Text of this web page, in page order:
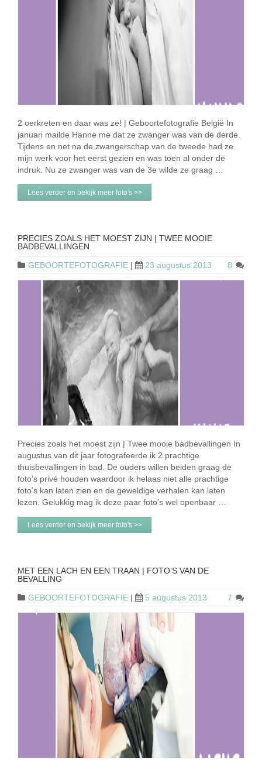
2 oerkreten en daar was ze! | Geboortefotografie België In
januari mailde Hanne me dat ze zwanger was van de derde.
Tijdens en net na de zwangerschap van de tweede had ze
mijn werk voor het eerst gezien en was toen al onder de
indruk. Nu ze zwanger was van de 3e wilde ze graag …
Lees verder en bekijk meer foto's >>
PRECIES ZOALS HET MOEST ZIJN | TWEE MOOIE
BADBEVALLINGEN
GEBOORTEFOTOGRAFIE | 23 augustus 2013 8
Precies zoals het moest zijn | Twee mooie badbevallingen In
augustus van dit jaar fotografeerde ik 2 prachtige
thuisbevallingen in bad. De ouders willen beiden graag de
foto’s privé houden waardoor ik helaas niet alle prachtige
foto’s kan laten zien en de geweldige verhalen kan laten
lezen. Gelukkig mag ik deze paar foto’s wel openbaar …
Lees verder en bekijk meer foto's >>
MET EEN LACH EN EEN TRAAN | FOTO’S VAN DE
BEVALLING
GEBOORTEFOTOGRAFIE | 5 augustus 2013 7